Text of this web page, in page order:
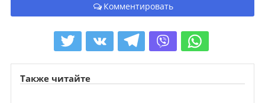
Комментировать
Также читайте